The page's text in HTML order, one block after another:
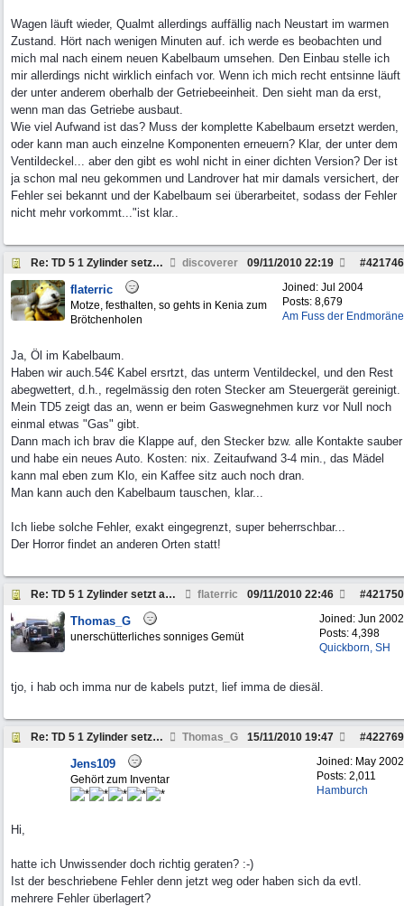
Wagen läuft wieder, Qualmt allerdings auffällig nach Neustart im warmen
Zustand. Hört nach wenigen Minuten auf. ich werde es beobachten und
mich mal nach einem neuen Kabelbaum umsehen. Den Einbau stelle ich
mir allerdings nicht wirklich einfach vor. Wenn ich mich recht entsinne läuft
der unter anderem oberhalb der Getriebeeinheit. Den sieht man da erst,
wenn man das Getriebe ausbaut.
Wie viel Aufwand ist das? Muss der komplette Kabelbaum ersetzt werden,
oder kann man auch einzelne Komponenten erneuern? Klar, der unter dem
Ventildeckel... aber den gibt es wohl nicht in einer dichten Version? Der ist
ja schon mal neu gekommen und Landrover hat mir damals versichert, der
Fehler sei bekannt und der Kabelbaum sei überarbeitet, sodass der Fehler
nicht mehr vorkommt..."ist klar..
Re: TD 5 1 Zylinder setzt aus. Why? discoverer #421746
09/11/2010 22:19
Joined: Jul 2004
Posts: 8,679
Am Fuss der Endmoräne
flaterric
Motze, festhalten, so gehts in Kenia zum
Brötchenholen
Ja, Öl im Kabelbaum.
Haben wir auch.54€ Kabel ersrtzt, das unterm Ventildeckel, und den Rest
abegwettert, d.h., regelmässig den roten Stecker am Steuergerät gereinigt.
Mein TD5 zeigt das an, wenn er beim Gaswegnehmen kurz vor Null noch
einmal etwas "Gas" gibt.
Dann mach ich brav die Klappe auf, den Stecker bzw. alle Kontakte sauber
und habe ein neues Auto. Kosten: nix. Zeitaufwand 3-4 min., das Mädel
kann mal eben zum Klo, ein Kaffee sitz auch noch dran.
Man kann auch den Kabelbaum tauschen, klar...
Ich liebe solche Fehler, exakt eingegrenzt, super beherrschbar...
Der Horror findet an anderen Orten statt!
Re: TD 5 1 Zylinder setzt aus. Why? flaterric #421750
09/11/2010 22:46
Joined: Jun 2002
Posts: 4,398
Quickborn, SH
Thomas_G
unerschütterliches sonniges Gemüt
tjo, i hab och imma nur de kabels putzt, lief imma de diesäl.
Re: TD 5 1 Zylinder setzt aus. Why? Thomas_G #422769
15/11/2010 19:47
Joined: May 2002
Posts: 2,011
Hamburch
Jens109
Gehört zum Inventar
Hi,
hatte ich Unwissender doch richtig geraten? :-)
Ist der beschriebene Fehler denn jetzt weg oder haben sich da evtl.
mehrere Fehler überlagert?